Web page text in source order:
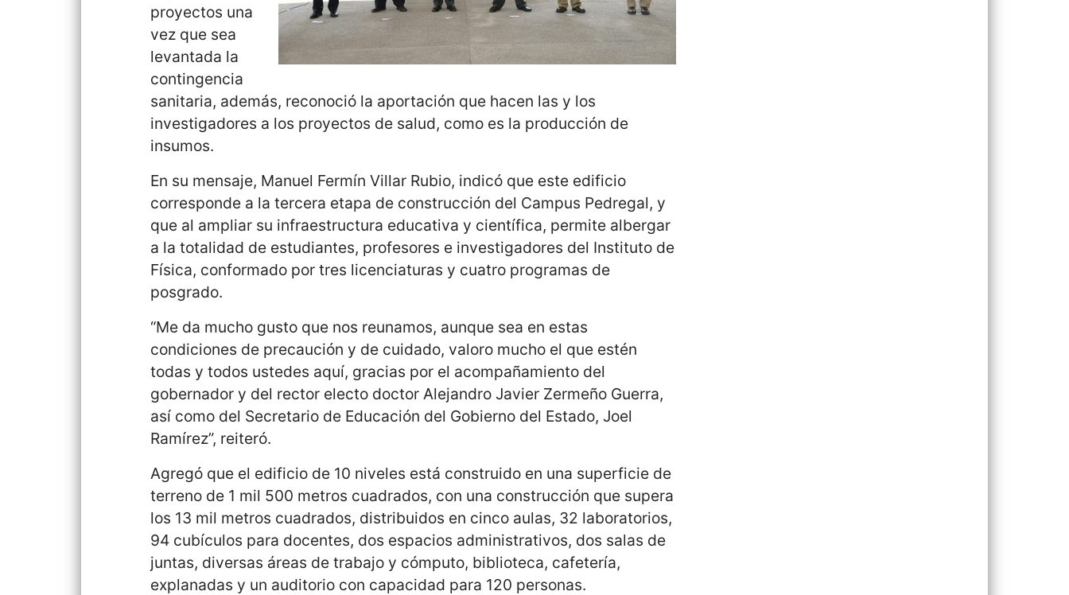
proyectos una
vez que sea
levantada la
contingencia
sanitaria, además, reconoció la aportación que hacen las y los
investigadores a los proyectos de salud, como es la producción de
insumos.
En su mensaje, Manuel Fermín Villar Rubio, indicó que este edificio
corresponde a la tercera etapa de construcción del Campus Pedregal, y
que al ampliar su infraestructura educativa y científica, permite albergar
a la totalidad de estudiantes, profesores e investigadores del Instituto de
Física, conformado por tres licenciaturas y cuatro programas de
posgrado.
“Me da mucho gusto que nos reunamos, aunque sea en estas
condiciones de precaución y de cuidado, valoro mucho el que estén
todas y todos ustedes aquí, gracias por el acompañamiento del
gobernador y del rector electo doctor Alejandro Javier Zermeño Guerra,
así como del Secretario de Educación del Gobierno del Estado, Joel
Ramírez”, reiteró.
Agregó que el edificio de 10 niveles está construido en una superficie de
terreno de 1 mil 500 metros cuadrados, con una construcción que supera
los 13 mil metros cuadrados, distribuidos en cinco aulas, 32 laboratorios,
94 cubículos para docentes, dos espacios administrativos, dos salas de
juntas, diversas áreas de trabajo y cómputo, biblioteca, cafetería,
explanadas y un auditorio con capacidad para 120 personas.